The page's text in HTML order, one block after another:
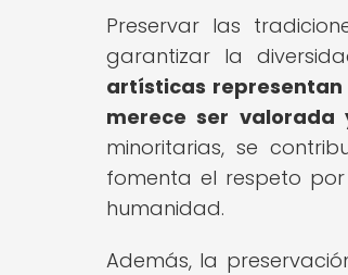
Preservar las
garantizar la
artísticas
merece ser valorada
minoritarias, se
fomenta el respeto
humanidad.
Además, la